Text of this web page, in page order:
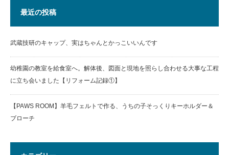
最近の投稿
武蔵技研のキャップ、実はちゃんとかっこいいんです
幼稚園の教室を給食室へ。解体後、図面と現地を照らし合わせる大事な工程
に立ち会いました【リフォーム記録①】
【PAWS ROOM】羊毛フェルトで作る、うちの子そっくりキーホルダー＆
ブローチ